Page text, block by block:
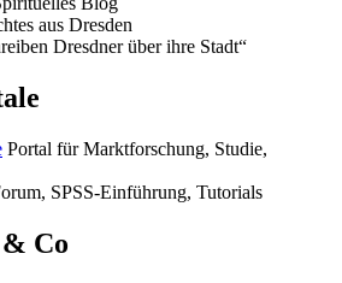
aus Dresden
Dresdner über ihre Stadt“
Portal für Marktforschung, Studie,
SPSS-Einführung, Tutorials
Co